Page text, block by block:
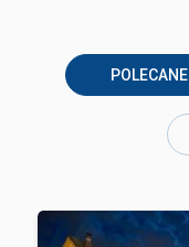
POLECANE